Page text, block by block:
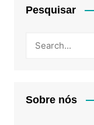
Pesquisar
Sobre nós